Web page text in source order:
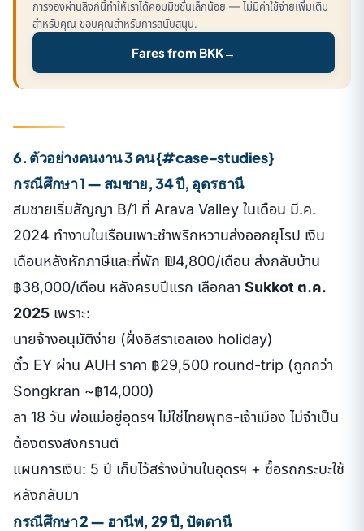
การจองผ่านลิงก์นี้ทำให้เราได้คอมมิชชั่นเล็กน้อย — ไม่มีค่าใช้จ่ายเพิ่มเติม
สำหรับคุณ ขอบคุณสำหรับการสนับสนุน.
Fares from BKK→
6. ตัวอย่างคนงาน 3 คน {#case-studies}
กรณีศึกษา 1 — สมชาย, 34 ปี, อุดรธานี
สมชายเริ่มสัญญา B/1 ที่ Arava Valley ในเดือน มี.ค.
2024 ทำงานในเรือนเพาะชำพริกหวานส่งออกยุโรป เงิน
เดือนหลังหักภาษีและที่พัก ₪4,800/เดือน ส่งกลับบ้าน
฿38,000/เดือน หลังครบปีแรก เลือกลา Sukkot ต.ค.
2025 เพราะ:
นายจ้างอนุมัติง่าย (ฝั่งอิสราเอลเอง holiday)
ตั๋ว EY ผ่าน AUH ราคา ฿29,500 round-trip (ถูกกว่า
Songkran ~฿14,000)
ลา 18 วัน พ่อแม่อยู่อุดรฯ ไม่ใช่ไทยพุทธ-เจ้าเมือง ไม่จำเป็น
ต้องตรงสงกรานต์
แผนการเงิน: 5 ปี เก็บไว้สร้างบ้านในอุดรฯ + ซื้อรถกระบะใช้
หลังกลับมา
กรณีศึกษา 2 — ฮานีฟ, 29 ปี, ปัตตานี